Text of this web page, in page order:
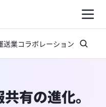
送業コラボレーション お知らせ
有の進化。